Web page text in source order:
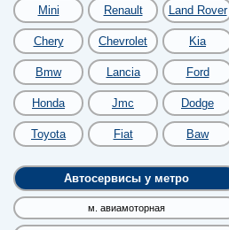
Mini Renault Land Rover
Chery Chevrolet Kia
Bmw Lancia Ford
Honda Jmc Dodge
Toyota Fiat Baw
Автосервисы у метро
м. авиамоторная